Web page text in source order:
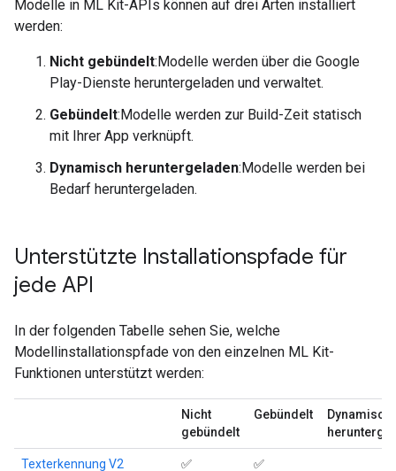
Modelle in ML Kit-APIs können auf drei Arten installiert
werden:
Nicht gebündelt:Modelle werden über die Google
Play-Dienste heruntergeladen und verwaltet.
Gebündelt:Modelle werden zur Build-Zeit statisch
mit Ihrer App verknüpft.
Dynamisch heruntergeladen:Modelle werden bei
Bedarf heruntergeladen.
Unterstützte Installationspfade für
jede API
In der folgenden Tabelle sehen Sie, welche
Modellinstallationspfade von den einzelnen ML Kit-
Funktionen unterstützt werden:
Nicht
gebündelt
Gebündelt
Dynamisch
Texterkennung V2 ✅ ✅